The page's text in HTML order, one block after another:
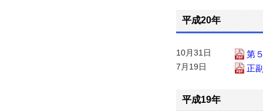
平成20年
10月31日 第
7月19日 正
平成19年